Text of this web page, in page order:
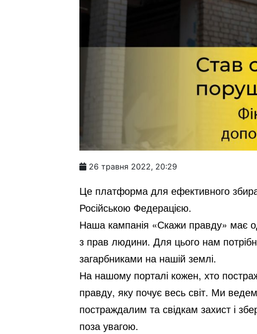
26 травня 2022, 20:29
Це платформа для ефективного
Російською Федерацією.
Наша кампанія «Скажи правду» має
з прав людини. Для цього нам
загарбниками на нашій землі.
На нашому порталі кожен, хто
правду, яку почує весь світ. Ми
постраждалим та свідкам захист і
поза увагою.